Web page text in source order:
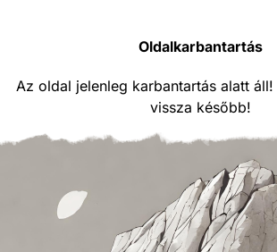
Oldalkarbantartás
Az oldal jelenleg karbantartás alatt
vissza később!